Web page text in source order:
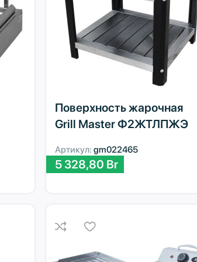
Поверхность жарочная
Grill Master Ф2ЖТЛПЖЭ
Артикул: gm022465
5 328,80 Br